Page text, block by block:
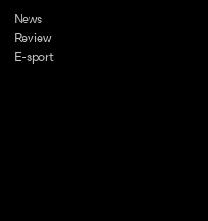
News
Review
E-sport